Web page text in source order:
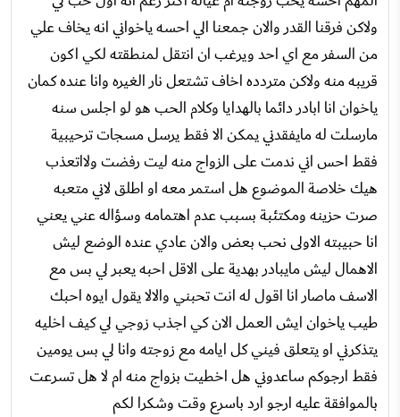
ولاكن فرقنا القدر والان جمعنا الي احسه ياخواني انه يخاف علي
من السفر مع اي احد ويرغب ان انتقل لمنطقته لكي اكون
قريبه منه ولاكن متردده اخاف تشتعل نار الغيره وانا عنده كمان
ياخوان انا ابادر دائما بالهدايا وكلام الحب هو لو اجلس سنه
مارسلت له مايفقدني يمكن الا فقط يرسل مسجات ترحيبية
فقط احس اني ندمت على الزواج منه ليت رفضت ولااتعذب
هيك خلاصة الموضوع هل استمر معه او اطلق لاني متعبه
صرت حزينه ومكتئبة بسبب عدم اهتمامه وسؤاله عني يعني
انا حبيبته الاولى نحب بعض والان عادي عنده الوضع ليش
الاهمال ليش مايبادر بهدية على الاقل احبه يعبر لي بس مع
الاسف ماصار انا اقول له انت تحبني والالا يقول ايوه احبك
طيب ياخوان ايش العمل الان كي اجذب زوجي لي كيف اخليه
يتذكرني او يتعلق فيني كل ايامه مع زوجته وانا لي بس يومين
فقط ارجوكم ساعدوني هل اخطيت بزواج منه ام لا هل تسرعت
بالموافقة عليه ارجو ارد باسرع وقت وشكرا لكم